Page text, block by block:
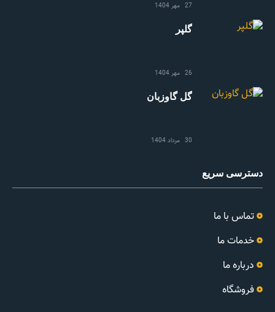
27 مهر 1404
گلپر
26 مهر 1404
گل گاوزبان
30 مرداد 1404
دسترسی سریع
تماس با ما
خدمات ما
درباره ما
فروشگاه